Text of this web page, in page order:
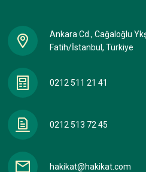
Ankara Cd., Cağaloğlu
Fatih/İstanbul, Türkiye
0212 511 21 41
0212 513 72 45
hakikat@hakikat.com